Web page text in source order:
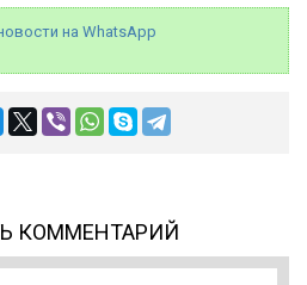
на WhatsApp
КОММЕНТАРИЙ